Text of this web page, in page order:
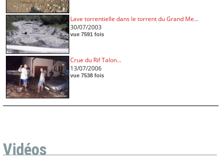
Lave torrentielle dans le torrent du Grand Me...
30/07/2003
vue 7591 fois
Crue du Rif Talon...
13/07/2006
vue 7538 fois
Vidéos